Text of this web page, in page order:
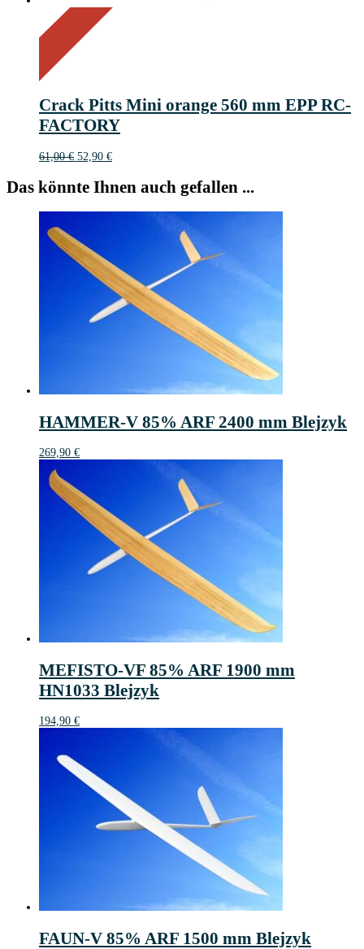
On Sale
€
Crack Pitts Mini orange 560 mm EPP RC-
FACTORY
61,00€ Ursprünglicher
war:
61,00 €
52,90 €Aktueller
52,90 €.
Das könnte Ihnen auch gefallen ...
HAMMER-V 85% ARF 2400 mm Blejzyk
269,90 €
MEFISTO-VF 85% ARF 1900 mm
HN1033 Blejzyk
194,90 €
FAUN-V 85% ARF 1500 mm Blejzyk